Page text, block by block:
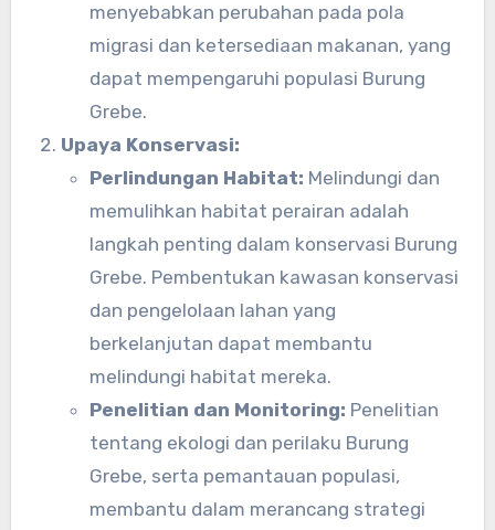
menyebabkan perubahan pada pola
migrasi dan ketersediaan makanan, yang
dapat mempengaruhi populasi Burung
Grebe.
Upaya Konservasi:
Perlindungan Habitat: Melindungi dan
memulihkan habitat perairan adalah
langkah penting dalam konservasi Burung
Grebe. Pembentukan kawasan konservasi
dan pengelolaan lahan yang
berkelanjutan dapat membantu
melindungi habitat mereka.
Penelitian dan Monitoring: Penelitian
tentang ekologi dan perilaku Burung
Grebe, serta pemantauan populasi,
membantu dalam merancang strategi